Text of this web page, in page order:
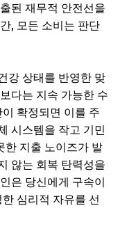
된 재무적 안전선을
, 모든 소비는 판단
강 상태를 반영한 맞
다는 지속 가능한 수
확정되면 이를 주
시스템을 작고 기민
한 지출 노이즈가 발
않는 회복 탄력성을
은 당신에게 구속이
심리적 자유를 선